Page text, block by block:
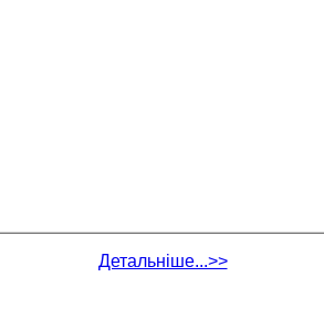
Детальніше...>>